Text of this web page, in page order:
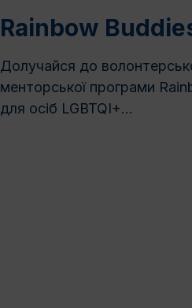
Rainbow
Долучайся до
менторської програми
для осіб LGBTQI+...